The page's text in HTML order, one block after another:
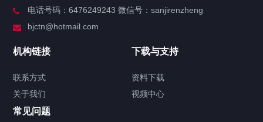
服务分类
签署类文件海牙认证程序费用
电话号码：6476249243 微信号：sanjirenzheng
bjctn@hotmail.com
机构链接
联系方式
关于我们
下载与支持
资料下载
视频中心
常见问题